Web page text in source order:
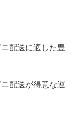
配送に適した豊
配送が得意な運